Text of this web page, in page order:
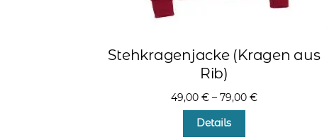
Stehkragenjacke (Kragen aus
Rib)
49,00 €– 79,00 €
Details